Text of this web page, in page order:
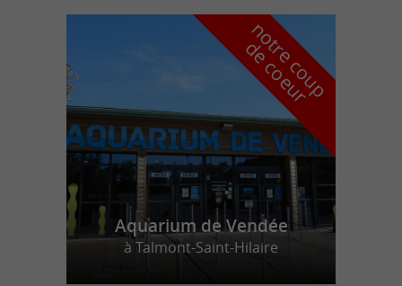
n
o
t
r
e
c
o
u
p
d
e
c
o
e
u
r
Aquarium de Vendée
à Talmont-Saint-Hilaire